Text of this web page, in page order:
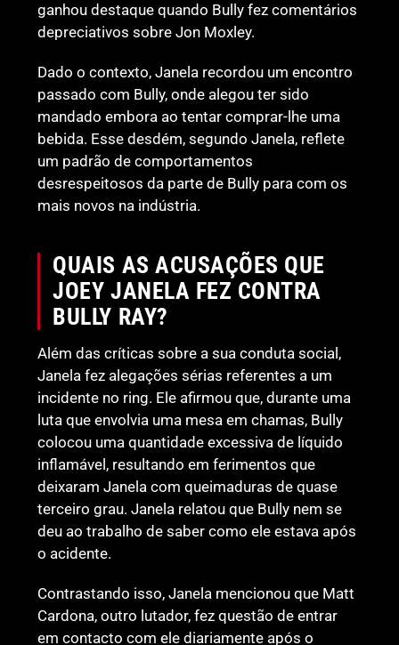
ganhou destaque quando Bully fez comentários
depreciativos sobre Jon Moxley.
Dado o contexto, Janela recordou um encontro
passado com Bully, onde alegou ter sido
mandado embora ao tentar comprar-lhe uma
bebida. Esse desdém, segundo Janela, reflete
um padrão de comportamentos
desrespeitosos da parte de Bully para com os
mais novos na indústria.
QUAIS AS ACUSAÇÕES QUE
JOEY JANELA FEZ CONTRA
BULLY RAY?
Além das críticas sobre a sua conduta social,
Janela fez alegações sérias referentes a um
incidente no ring. Ele afirmou que, durante uma
luta que envolvia uma mesa em chamas, Bully
colocou uma quantidade excessiva de líquido
inflamável, resultando em ferimentos que
deixaram Janela com queimaduras de quase
terceiro grau. Janela relatou que Bully nem se
deu ao trabalho de saber como ele estava após
o acidente.
Contrastando isso, Janela mencionou que Matt
Cardona, outro lutador, fez questão de entrar
em contacto com ele diariamente após o